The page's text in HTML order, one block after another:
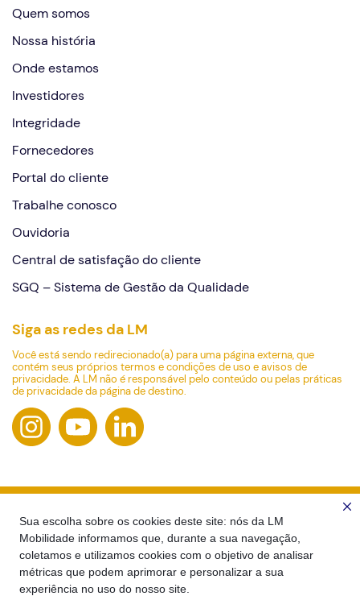
Sua escolha sobre os cookies deste site: nós da LM
Mobilidade informamos que, durante a sua navegação,
coletamos e utilizamos cookies com o objetivo de analisar
métricas que podem aprimorar e personalizar a sua
experiência no uso do nosso site.
Quem somos
Nossa história
Onde estamos
Investidores
Integridade
Fornecedores
Portal do cliente
Trabalhe conosco
Ouvidoria
Central de satisfação do cliente
SGQ – Sistema de Gestão da Qualidade
Siga as redes da LM
Você está sendo redirecionado(a) para uma página externa, que
contém seus próprios termos e condições de uso e avisos de
privacidade. A LM não é responsável pelo conteúdo ou pelas práticas
de privacidade da página de destino.